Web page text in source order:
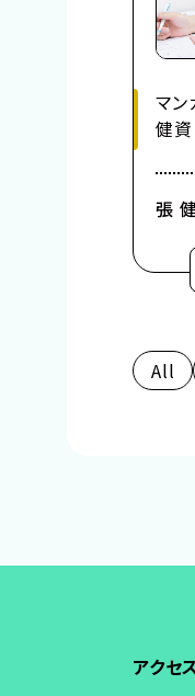
マ
健資
張
All
アクセ